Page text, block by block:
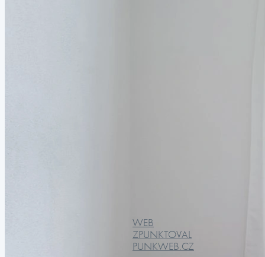
WEB
ZPUNKTOVAL
PUNKWEB.CZ